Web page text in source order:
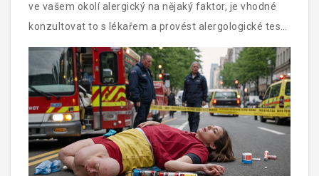
ve vašem okolí alergický na nějaký faktor, je vhodné
konzultovat to s lékařem a provést alergologické testy
pro potvrzení. Připravenost a informovanost mohou
zachránit život.